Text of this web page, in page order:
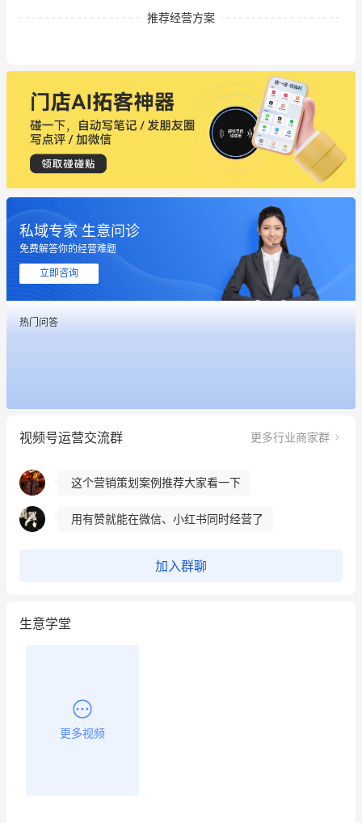
推荐经营方案
私域专家 生意问诊
免费解答你的经营难题
立即咨询
热门问答
视频号运营交流群 更多行业商家群
这个营销策划案例推荐大家看一下
用有赞就能在微信、小红书同时经营了
冰墩墩货源充足需要的联系我
用有赞就能在微信、小红书同时经营了
餐饮也得靠私域和服务提高竞争力
昨晚的直播课程太好啦❤️
加入群聊
生意学堂
更多视频